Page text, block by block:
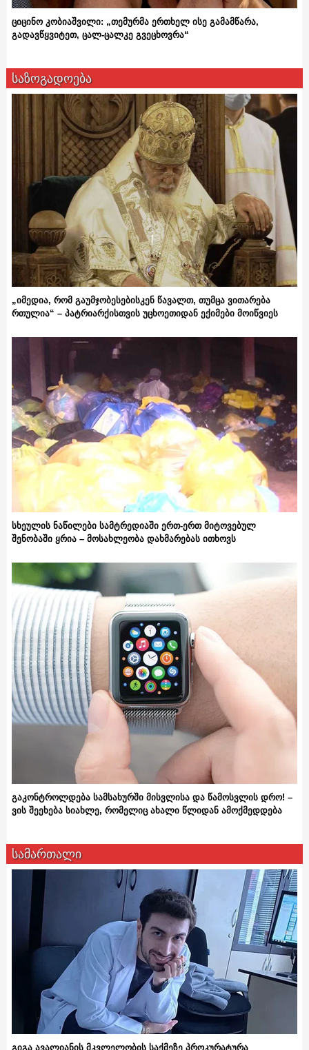
ციცინო კობიაშვილი: „თემურმა ერთხელ ისე გამამწარა,
გადავწყვიტეთ, ცალ-ცალკე გვეცხოვრა“
საზოგადოება
„იმედია, რომ გაუმჯობესებისკენ წავალთ, თუმცა ვითარება
რთულია“ – პატრიარქისთვის უცხოეთიდან ექიმები მოიწვიეს
სხეულის ნაწილები სამტრედიაში ერთ-ერთ მიტოვებულ
შენობაში ყრია – მოსახლეობა დახმარებას ითხოვს
გაკონტროლდება სამსახურში მისვლისა და წამოსვლის დრო! –
ვის შეეხება სიახლე, რომელიც ახალი წლიდან ამოქმედდება
სამართალი
გიგა ავალიანის მკვლელობის საქმეზე პროკურატურა